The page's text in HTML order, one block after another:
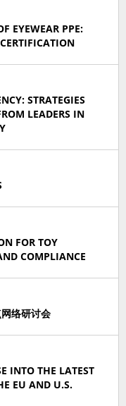
EYEWEAR PPE:
STRATEGIES
LEADERS IN
FOR TOY
COMPLIANCE
络研讨会
INTO THE LATEST
EU AND U.S.